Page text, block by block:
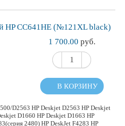
HP CC641HE (№121XL black)
1 700.00 руб.
В КОРЗИНУ
D2563 HP Deskjet D2563 HP Deskjet
D1660 HP Deskjet D1663 HP
2480) HP DeskJet F4283 HP